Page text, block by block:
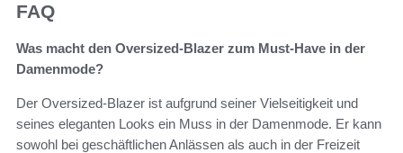
FAQ
Was macht den Oversized-Blazer zum Must-Have in der
Damenmode?
Der Oversized-Blazer ist aufgrund seiner Vielseitigkeit und
seines eleganten Looks ein Muss in der Damenmode. Er kann
sowohl bei geschäftlichen Anlässen als auch in der Freizeit